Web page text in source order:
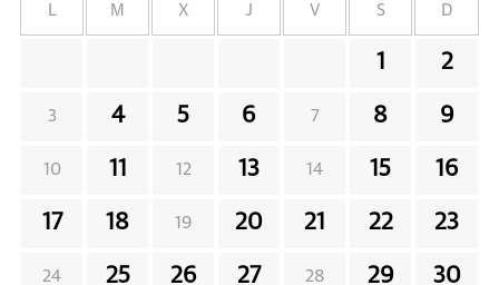
M X J V S D
1 2
3 4 5 6 7 8 9
10 11 12 13 14 15 16
17 18 19 20 21 22 23
24 25 26 27 28 29 30